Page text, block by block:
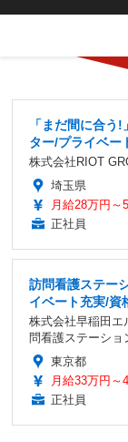
「まだ間に合う
ター/プライベー
株式会社RIOT
埼玉県
月給28万円～
正社員
訪問看護ステー
イベート充実/資
株式会社早稲田エ
問看護ステーショ
東京都
月給33万円～
正社員